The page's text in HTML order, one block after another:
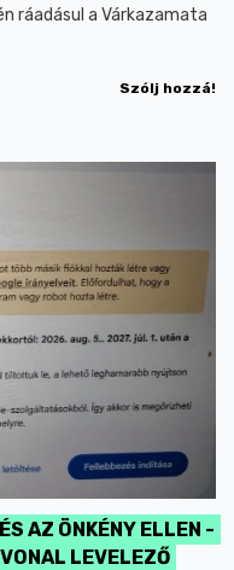
ráadásul a Várkazamata
Szólj hozzá!
AZ ÖNKÉNY ELLEN -
LEVELEZŐ